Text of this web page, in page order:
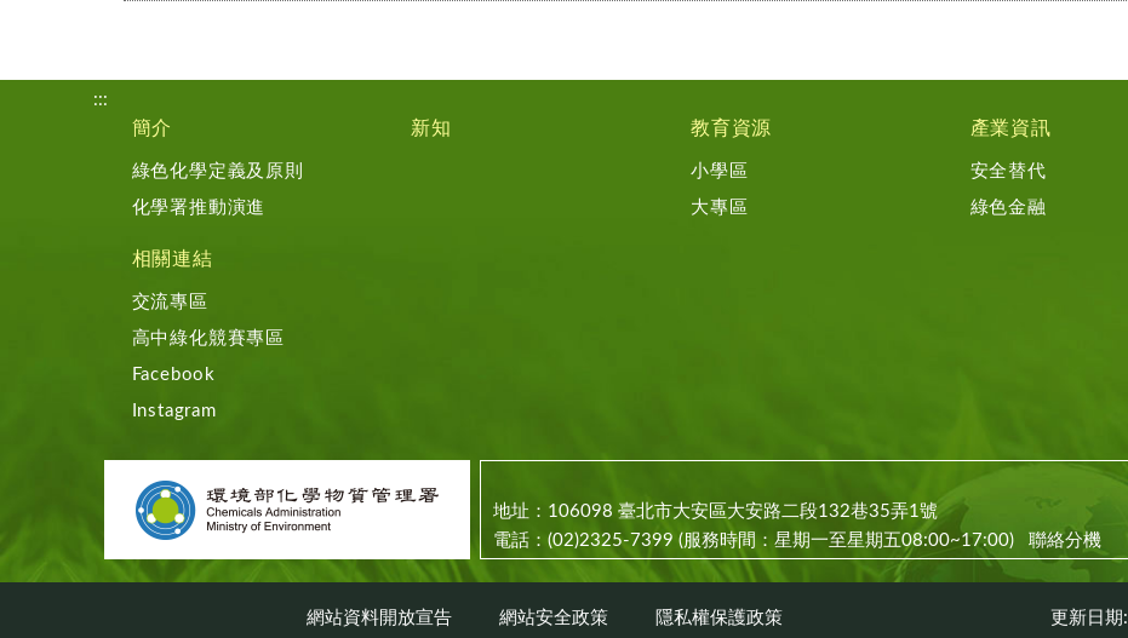
:::
簡介
綠色化學定義及原則
化學署推動演進
新知 教育資源
小學區
大專區
產業資訊
安全替代
綠色金融
相關連結
交流專區
高中綠化競賽專區
Facebook
Instagram
地址：106098 臺北市大安區大安路二段132巷35弄1號
電話：(02)2325-7399 (服務時間：星期一至星期五08:00~17:00) 聯絡分機
網站資料開放宣告 網站安全政策 隱私權保護政策 更新日期: